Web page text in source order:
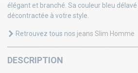
élégant et branché. Sa couleur bleu
décontractée à votre style.
DESCRIPTION
Retrouvez tous nos jeans Slim Homme